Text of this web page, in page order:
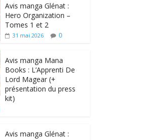
Avis manga Glénat :
Hero Organization –
Tomes 1 et 2
31 mai 2026 0
Avis manga Mana
Books : L’Apprenti De
Lord Magear (+
présentation du press
kit)
Avis manga Glénat :